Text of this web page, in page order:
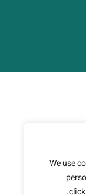
We use